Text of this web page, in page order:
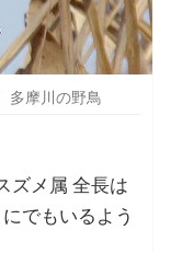
多摩川の野鳥
ズメ属 全長は
でもいるよう